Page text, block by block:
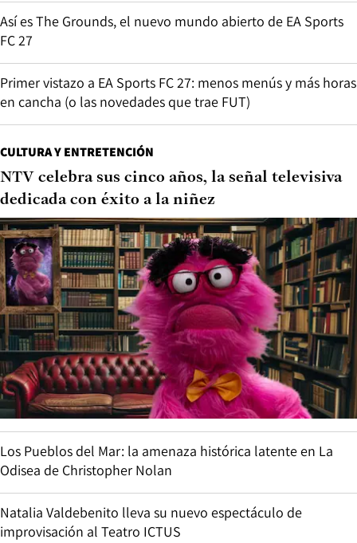
Así es The Grounds, el nuevo mundo abierto de EA Sports
FC 27
Primer vistazo a EA Sports FC 27: menos menús y más horas
en cancha (o las novedades que trae FUT)
CULTURA Y ENTRETENCIÓN
NTV celebra sus cinco años, la señal televisiva
dedicada con éxito a la niñez
Los Pueblos del Mar: la amenaza histórica latente en La
Odisea de Christopher Nolan
Natalia Valdebenito lleva su nuevo espectáculo de
improvisación al Teatro ICTUS